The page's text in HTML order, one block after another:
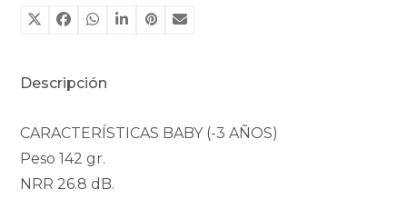
Descripción
CARACTERÍSTICAS BABY (-3 AÑOS)
Peso 142 gr.
NRR 26.8 dB.